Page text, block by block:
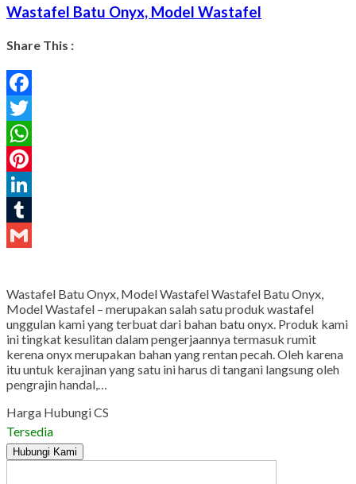
Wastafel Batu Onyx, Model Wastafel
Share This :
Facebook
Twitter
WhatsApp
Pinterest
LinkedIn
Tumblr
Wastafel Batu Onyx, Model Wastafel Wastafel Batu Onyx,
Model Wastafel – merupakan salah satu produk wastafel
unggulan kami yang terbuat dari bahan batu onyx. Produk kami
ini tingkat kesulitan dalam pengerjaannya termasuk rumit
kerena onyx merupakan bahan yang rentan pecah. Oleh karena
itu untuk kerajinan yang satu ini harus di tangani langsung oleh
pengrajin handal,…
Harga Hubungi CS
Tersedia
Hubungi Kami